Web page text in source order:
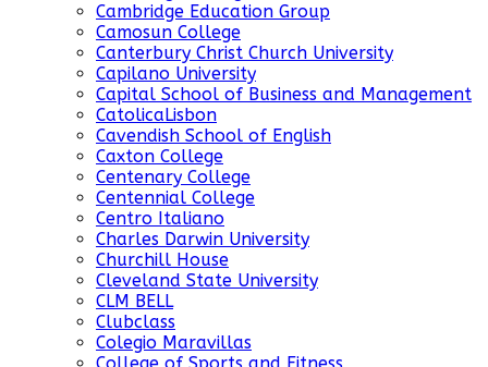
Cambridge Education Group
Camosun College
Canterbury Christ Church University
Capilano University
Capital School of Business and Management
CatolicaLisbon
Cavendish School of English
Caxton College
Centenary College
Centennial College
Centro Italiano
Charles Darwin University
Churchill House
Cleveland State University
CLM BELL
Clubclass
Colegio Maravillas